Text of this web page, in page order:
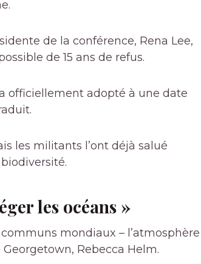
de la conférence, Rena Lee,
de 15 ans de refus.
officiellement adopté à une date
les militants l’ont déjà salué
les océans »
mondiaux – l’atmosphère
Rebecca Helm.